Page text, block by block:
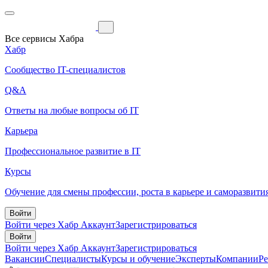
Все сервисы Хабра
Хабр
Сообщество IT-специалистов
Q&A
Ответы на любые вопросы об IT
Карьера
Профессиональное развитие в IT
Курсы
Обучение для смены профессии, роста в карьере и
Войти
Войти через Хабр АккаунтЗарегистрироваться
Войти
Войти через Хабр АккаунтЗарегистрироваться
ВакансииСпециалистыКурсы и обучениеЭкспертыКомпании